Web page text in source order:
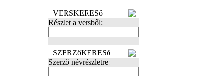
VERSKERESő
Részlet a versből:
SZERZőKERESő
Szerző névrészletre: